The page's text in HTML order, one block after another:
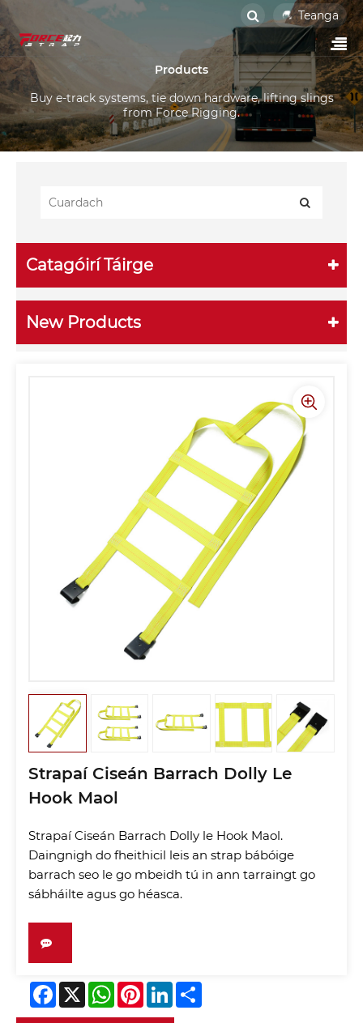
Teanga
Products
Buy e-track systems, tie down hardware, lifting slings
from Force Rigging.
Catagóirí Táirge
New Products
Strapaí Ciseán Barrach Dolly Le
Hook Maol
Strapaí Ciseán Barrach Dolly le Hook Maol.
Daingnigh do fheithicil leis an strap bábóige
barrach seo le go mbeidh tú in ann tarraingt go
sábháilte agus go héasca.
Facebook
X WhatsAppPinterestLinkedIn